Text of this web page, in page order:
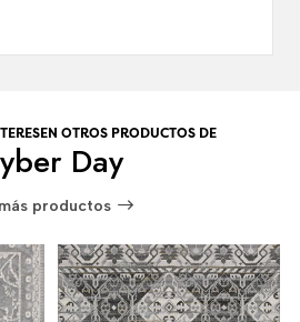
OTROS PRODUCTOS DE
Day
productos